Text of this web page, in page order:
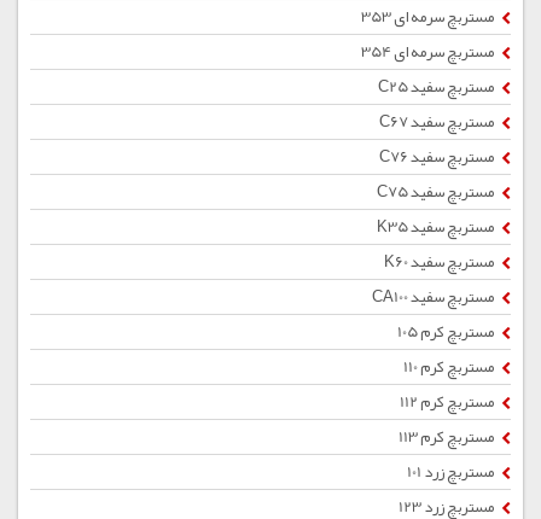
مستربچ سرمه ای 353
مستربچ سرمه ای 354
مستربچ سفید C25
مستربچ سفید C67
مستربچ سفید C76
مستربچ سفید C75
مستربچ سفید K35
مستربچ سفید K60
مستربچ سفید CA100
مستربچ کرم 105
مستربچ کرم 110
مستربچ کرم 112
مستربچ کرم 113
مستربچ زرد 101
مستربچ زرد 123